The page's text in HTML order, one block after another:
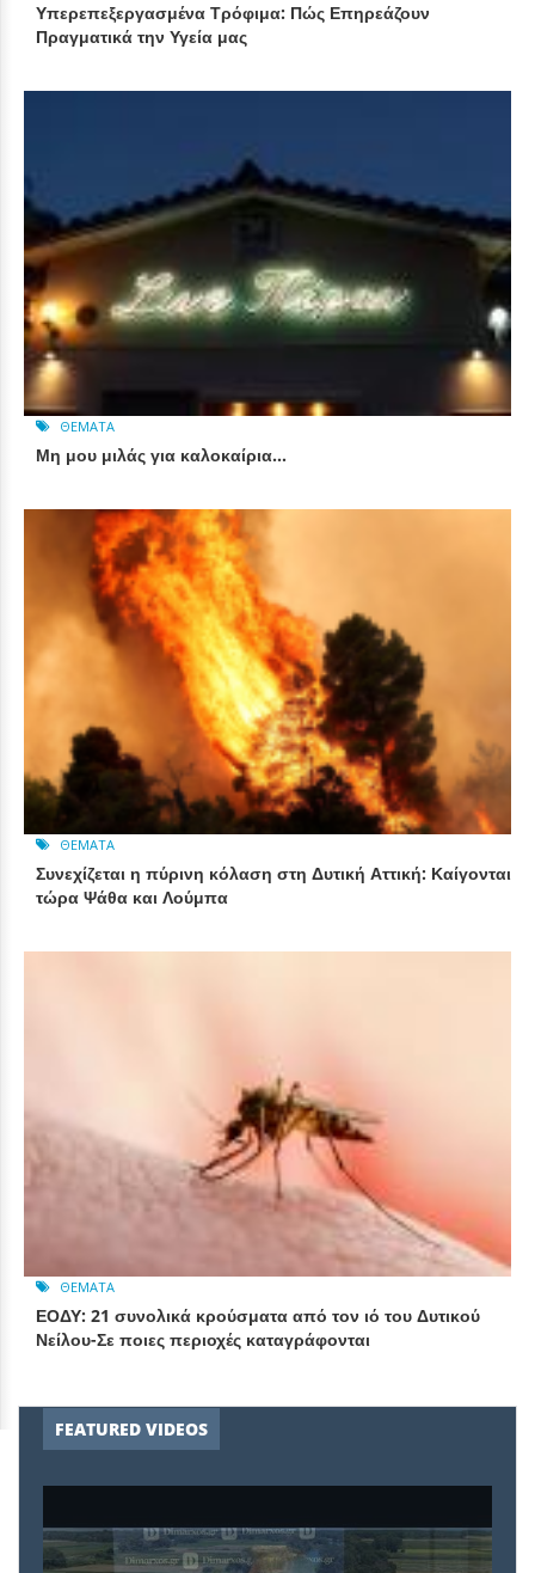
Υπερεπεξεργασμένα Τρόφιμα: Πώς Επηρεάζουν
Πραγματικά την Υγεία μας
ΘΈΜΑΤΑ
Μη μου μιλάς για καλοκαίρια…
ΘΈΜΑΤΑ
Συνεχίζεται η πύρινη κόλαση στη Δυτική Αττική: Καίγονται
τώρα Ψάθα και Λούμπα
ΘΈΜΑΤΑ
ΕΟΔΥ: 21 συνολικά κρούσματα από τον ιό του Δυτικού
Νείλου-Σε ποιες περιοχές καταγράφονται
FEATURED VIDEOS